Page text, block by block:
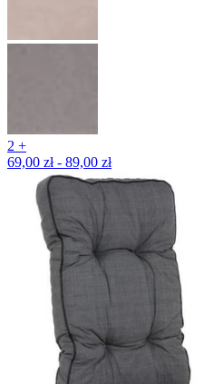
2 +
69,00 zł - 89,00 zł